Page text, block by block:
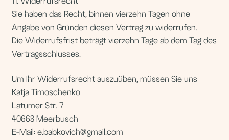
An:
Katja Timoschenko
Latumer Str. 7
40668 Meerbusch
E-Mail: e.babkovich@gmail.com
Hiermit widerrufe ich den von mir abgeschlossenen
Vertrag über die Erbringung der folgenden
Dienstleistung:
Name des Verbrauchers:
Anschrift des Verbrauchers:
Мой подход